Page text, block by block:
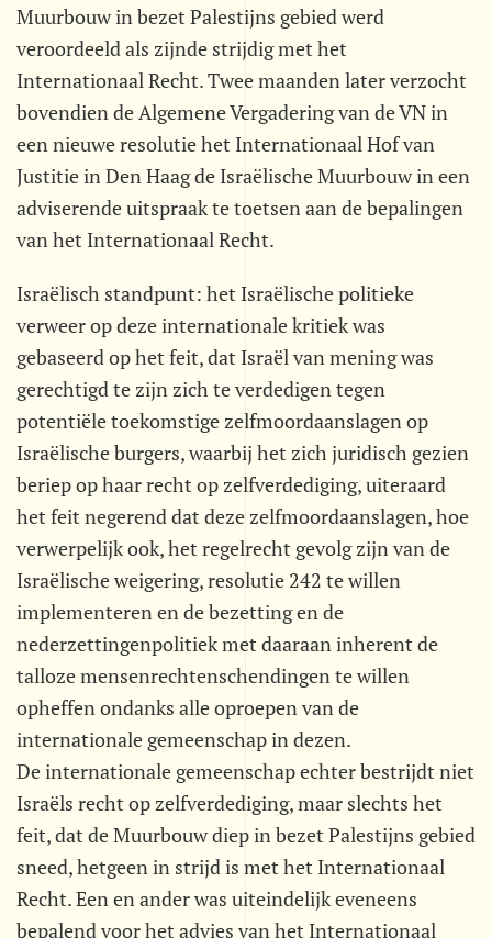
Muurbouw in bezet Palestijns gebied werd
veroordeeld als zijnde strijdig met het
Internationaal Recht. Twee maanden later verzocht
bovendien de Algemene Vergadering van de VN in
een nieuwe resolutie het Internationaal Hof van
Justitie in Den Haag de Israëlische Muurbouw in een
adviserende uitspraak te toetsen aan de bepalingen
van het Internationaal Recht.
Israëlisch standpunt: het Israëlische politieke
verweer op deze internationale kritiek was
gebaseerd op het feit, dat Israël van mening was
gerechtigd te zijn zich te verdedigen tegen
potentiële toekomstige zelfmoordaanslagen op
Israëlische burgers, waarbij het zich juridisch gezien
beriep op haar recht op zelfverdediging, uiteraard
het feit negerend dat deze zelfmoordaanslagen, hoe
verwerpelijk ook, het regelrecht gevolg zijn van de
Israëlische weigering, resolutie 242 te willen
implementeren en de bezetting en de
nederzettingenpolitiek met daaraan inherent de
talloze mensenrechtenschendingen te willen
opheffen ondanks alle oproepen van de
internationale gemeenschap in dezen.
De internationale gemeenschap echter bestrijdt niet
Israëls recht op zelfverdediging, maar slechts het
feit, dat de Muurbouw diep in bezet Palestijns gebied
sneed, hetgeen in strijd is met het Internationaal
Recht. Een en ander was uiteindelijk eveneens
bepalend voor het advies van het Internationaal